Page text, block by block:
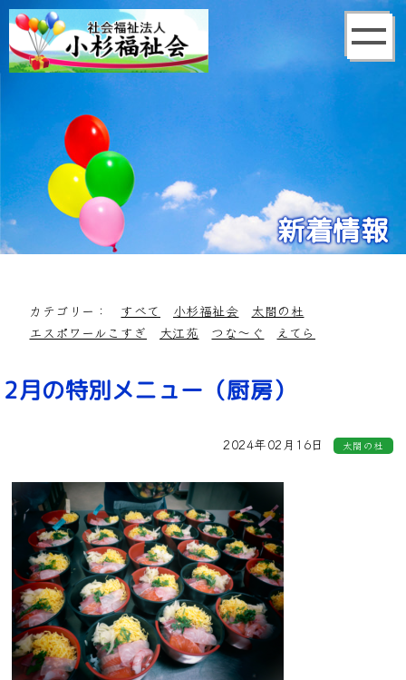
新着情報
カテゴリー： すべて 小杉福祉会
太閤の杜
エスポワールこすぎ
大江苑 つな～ぐ えてら
2月の特別メニュー（厨房）
2024年02月16日 太閤の杜